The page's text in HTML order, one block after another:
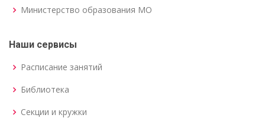
Министерство образования МО
Наши сервисы
Расписание занятий
Библиотека
Секции и кружки